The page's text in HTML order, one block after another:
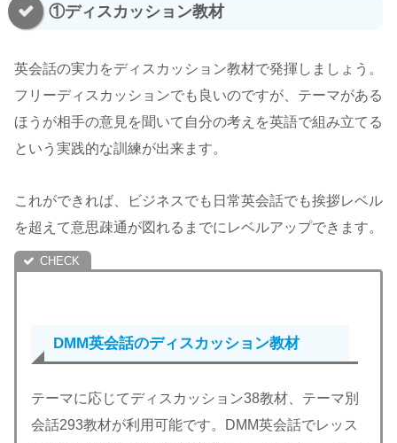
①ディスカッション教材
英会話の実力をディスカッション教材で発揮しましょう。
フリーディスカッションでも良いのですが、テーマがある
ほうが相手の意見を聞いて自分の考えを英語で組み立てる
という実践的な訓練が出来ます。
これができれば、ビジネスでも日常英会話でも挨拶レベル
を超えて意思疎通が図れるまでにレベルアップできます。
DMM英会話のディスカッション教材
テーマに応じてディスカッション38教材、テーマ別
会話293教材が利用可能です。DMM英会話でレッス